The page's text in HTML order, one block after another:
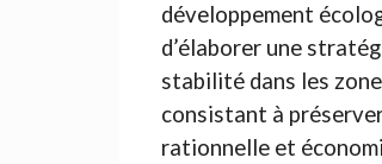
développement
d’élaborer une
stabilité dans les
consistant à
rationnelle et